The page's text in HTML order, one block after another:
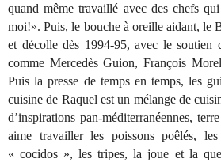
quand même travaillé avec des chefs
moi!». Puis, le bouche à oreille aidant, le
et décolle dès 1994-95, avec le soutien
comme Mercedès Guion, François
Puis la presse de temps en temps, les
cuisine de Raquel est un mélange de
d’inspirations pan-méditerranéennes,
aime travailler les poissons poêlés,
« cocidos », les tripes, la joue et la